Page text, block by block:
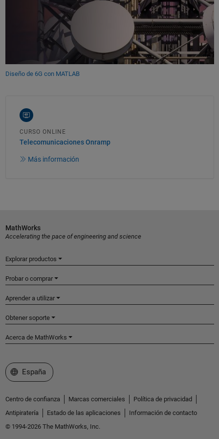
Diseño de 6G con MATLAB
CURSO ONLINE
Telecomunicaciones Onramp
Más información
MathWorks
Accelerating the pace of engineering and science
Explorar productos
Probar o comprar
Aprender a utilizar
Obtener soporte
Acerca de MathWorks
Seleccione un país/idioma
España
Centro de confianza Marcas comerciales
Política de privacidad
Antipiratería
Estado de las aplicaciones
Información de contacto
© 1994-2026 The MathWorks, Inc.